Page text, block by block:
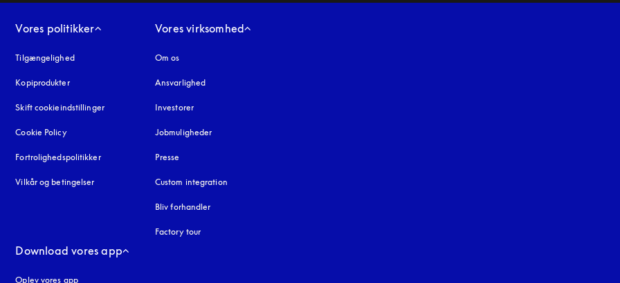
Vores politikker
Tilgængelighedåbnes under en ny fane
Kopiprodukteråbnes under en ny fane
Skift cookieindstillinger
Cookie Policyåbnes under en ny fane
Fortrolighedspolitikkeråbnes under en ny fane
Vilkår og betingelser
Vores virksomhed
Om os
Ansvarlighed
Investorer
Jobmuligheder
Presse
Custom integration
Bliv forhandler
Factory tour
Download vores app
Oplev vores app